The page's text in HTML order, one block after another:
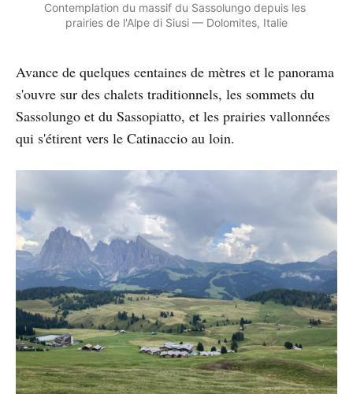
Contemplation du massif du Sassolungo depuis les
prairies de l'Alpe di Siusi — Dolomites, Italie
Avance de quelques centaines de mètres et le panorama
s'ouvre sur des chalets traditionnels, les sommets du
Sassolungo et du Sassopiatto, et les prairies vallonnées
qui s'étirent vers le Catinaccio au loin.